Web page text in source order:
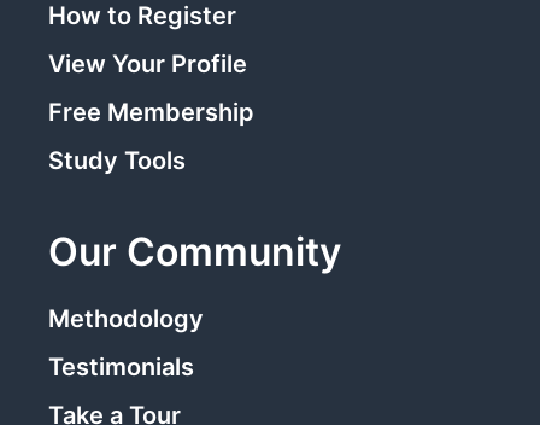
How to Register
View Your Profile
Free Membership
Study Tools
Our Community
Methodology
Testimonials
Take a Tour